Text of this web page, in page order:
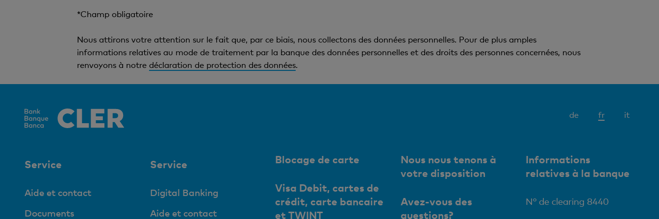
*Champ obligatoire
Nous attirons votre attention sur le fait que, par ce biais, nous collectons des données personnelles. Pour de plus amples
informations relatives au mode de traitement par la banque des données personnelles et des droits des personnes concernées, nous
renvoyons à notre déclaration de protection des données.
de frElément
it
Service
Aide et contact
Documents
Service
Digital Banking
Aide et contact
Blocage de carte
Visa Debit, cartes de
crédit, carte bancaire
et TWINT
Nous nous tenons à
votre disposition
Avez-vous des
questions?
Informations
relatives à la banque
N° de clearing 8440